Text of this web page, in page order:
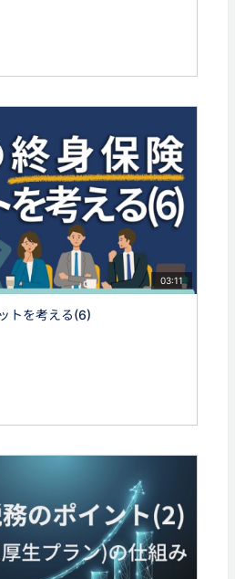
03:11
トを考える(6)